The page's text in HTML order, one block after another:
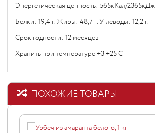
Энергетическая ценность: 565кКал/2365кДж
Белки: 19,4 г. Жиры: 48,7 г. Углеводы: 12,2 г.
Срок годности: 12 месяцев
Хранить при температуре +3 +25 С
ПОХОЖИЕ ТОВАРЫ